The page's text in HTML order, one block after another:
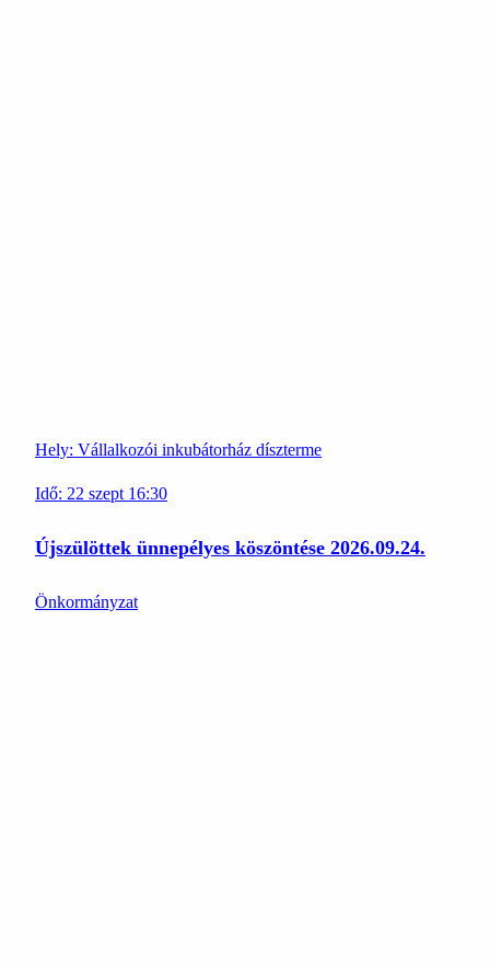
Hely: Vállalkozói inkubátorház díszterme
Idő: 22 szept 16:30
Újszülöttek ünnepélyes köszöntése 2026.09.24.
Önkormányzat